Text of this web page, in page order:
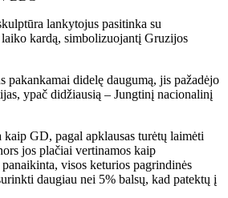
lankytojus pasitinka su
kardą, simbolizuojantį Gruzijos
pakankamai didelę daugumą, jis pažadėjo
ypač didžiausią – Jungtinį nacionalinį
GD, pagal apklausas turėtų laimėti
jos plačiai vertinamos kaip
visos keturios pagrindinės
daugiau nei 5% balsų, kad patektų į